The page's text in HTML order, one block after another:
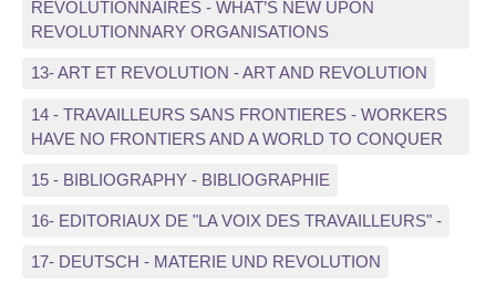
REVOLUTIONNAIRES - WHAT’S NEW UPON
REVOLUTIONNARY ORGANISATIONS
13- ART ET REVOLUTION - ART AND REVOLUTION
14 - TRAVAILLEURS SANS FRONTIERES - WORKERS
HAVE NO FRONTIERS AND A WORLD TO CONQUER
15 - BIBLIOGRAPHY - BIBLIOGRAPHIE
16- EDITORIAUX DE "LA VOIX DES TRAVAILLEURS" -
17- DEUTSCH - MATERIE UND REVOLUTION